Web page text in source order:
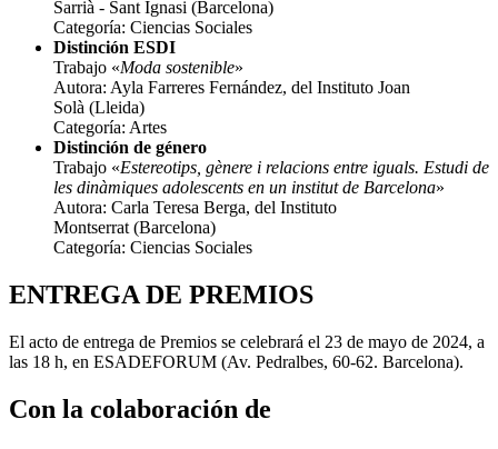
Sarrià - Sant Ignasi (Barcelona)
Categoría: Ciencias Sociales
Distinción ESDI
Trabajo «Moda sostenible»
Autora: Ayla Farreres Fernández, del Instituto Joan
Solà (Lleida)
Categoría: Artes
Distinción de género
Trabajo «Estereotips, gènere i relacions entre iguals. Estudi de
les dinàmiques adolescents en un institut de Barcelona»
Autora: Carla Teresa Berga, del Instituto
Montserrat (Barcelona)
Categoría: Ciencias Sociales
ENTREGA DE PREMIOS
El acto de entrega de Premios se celebrará el 23 de mayo de 2024, a
las 18 h, en ESADEFORUM (Av. Pedralbes, 60-62. Barcelona).
Con la colaboración de